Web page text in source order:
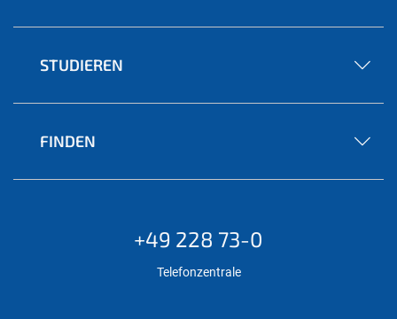
STUDIEREN
FINDEN
+49 228 73-0
Telefonzentrale